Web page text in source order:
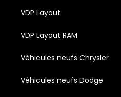
VDP Layout
VDP Layout RAM
Véhicules neufs Chrysler
Véhicules neufs Dodge